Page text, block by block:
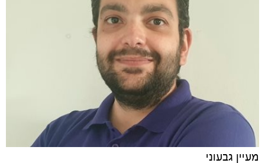
מעיין גבעוני